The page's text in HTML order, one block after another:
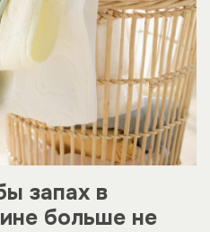
запах в
больше не